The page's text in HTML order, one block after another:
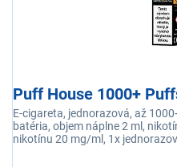
Puff House 1000+
E-cigareta, jednorazová, až
batéria, objem náplne 2 ml,
nikotínu 20 mg/ml, 1x